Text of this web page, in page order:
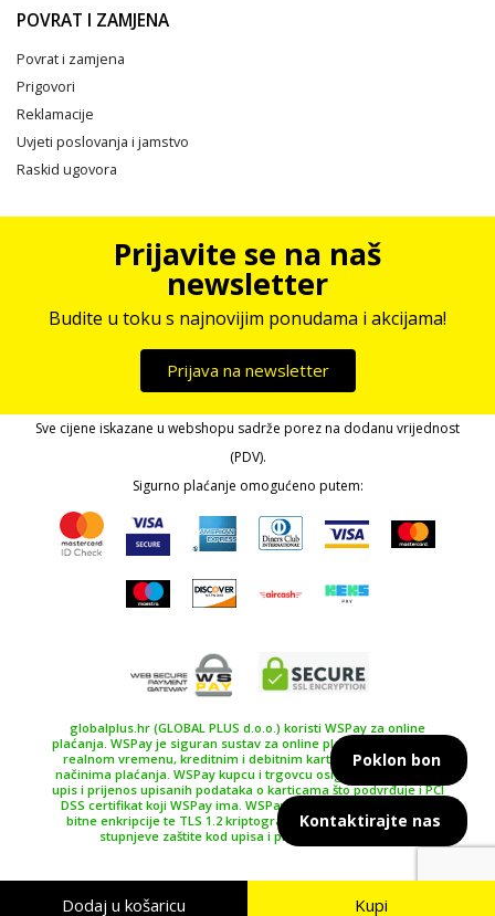
Dodaj u košaricu Kupi
POVRAT I ZAMJENA
Povrat i zamjena
Prigovori
Reklamacije
Uvjeti poslovanja i jamstvo
Raskid ugovora
Prijavite se na naš
newsletter
Budite u toku s najnovijim ponudama i akcijama!
Prijava na newsletter
Sve cijene iskazane u webshopu sadrže porez na dodanu vrijednost
(PDV).
Sigurno plaćanje omogućeno putem:
globalplus.hr (GLOBAL PLUS d.o.o.) koristi WSPay za online
plaćanja. WSPay je siguran sustav za online plaćanje, plaćanje u
realnom vremenu, kreditnim i debitnim karticama te drugim
načinima plaćanja. WSPay kupcu i trgovcu osiguravaju siguran
upis i prijenos upisanih podataka o karticama što podvrđuje i PCI
DSS certifikat koji WSPay ima. WSPay koristi SSL certifikat 256
bitne enkripcije te TLS 1.2 kriptografski protokol kao najviše
stupnjeve zaštite kod upisa i prijenosa podataka.
Kontaktirajte nas
Poklon bon